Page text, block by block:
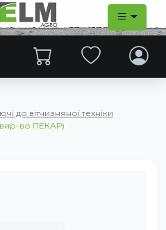
до вітчизняної техніки
во ПЕКАР)